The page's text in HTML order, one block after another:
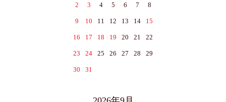
2 3 4 5 6 7 8
9 10 11 12 13 14 15
16 17 18 19 20 21 22
23 24 25 26 27 28 29
30 31